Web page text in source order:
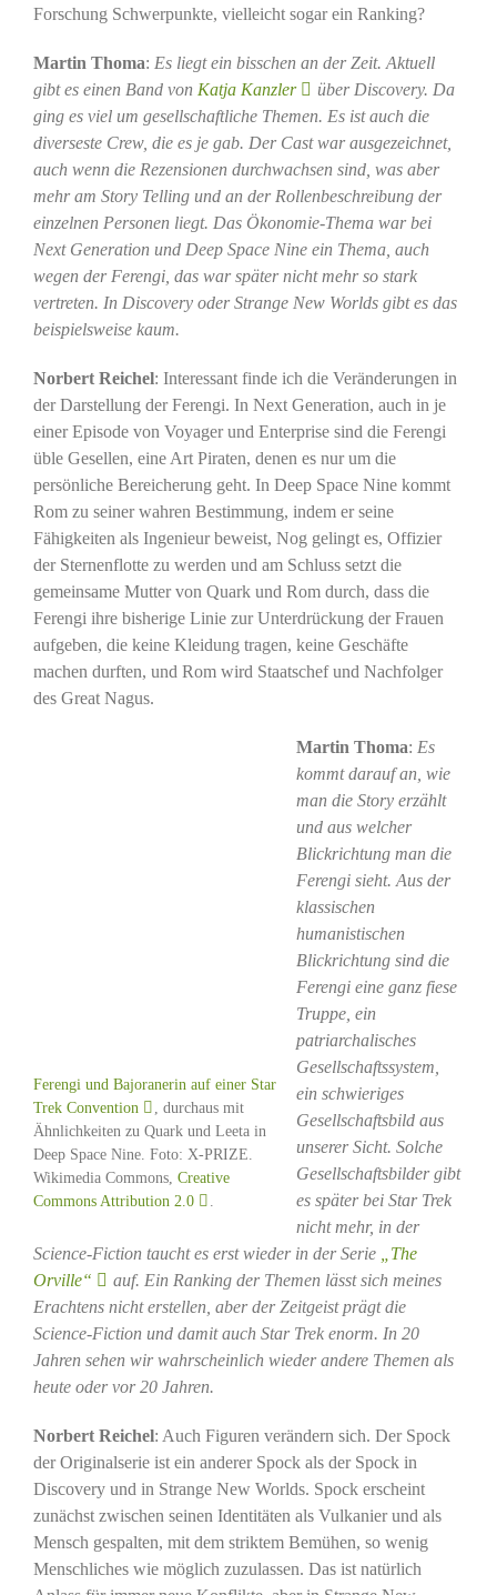
Forschung Schwerpunkte, vielleicht sogar ein Ranking?
Martin Thoma: Es liegt ein bisschen an der Zeit. Aktuell
gibt es einen Band von Katja Kanzler
über Discovery. Da
ging es viel um gesellschaftliche Themen. Es ist auch die
diverseste Crew, die es je gab. Der Cast war ausgezeichnet,
auch wenn die Rezensionen durchwachsen sind, was aber
mehr am Story Telling und an der Rollenbeschreibung der
einzelnen Personen liegt. Das Ökonomie-Thema war bei
Next Generation und Deep Space Nine ein Thema, auch
wegen der Ferengi, das war später nicht mehr so stark
vertreten. In Discovery oder Strange New Worlds gibt es das
beispielsweise kaum.
Norbert Reichel: Interessant finde ich die Veränderungen in
der Darstellung der Ferengi. In Next Generation, auch in je
einer Episode von Voyager und Enterprise sind die Ferengi
üble Gesellen, eine Art Piraten, denen es nur um die
persönliche Bereicherung geht. In Deep Space Nine kommt
Rom zu seiner wahren Bestimmung, indem er seine
Fähigkeiten als Ingenieur beweist, Nog gelingt es, Offizier
der Sternenflotte zu werden und am Schluss setzt die
gemeinsame Mutter von Quark und Rom durch, dass die
Ferengi ihre bisherige Linie zur Unterdrückung der Frauen
aufgeben, die keine Kleidung tragen, keine Geschäfte
machen durften, und Rom wird Staatschef und Nachfolger
des Great Nagus.
Ferengi und Bajoranerin auf einer Star
Trek Convention
, durchaus mit
Ähnlichkeiten zu Quark und Leeta in
Deep Space Nine. Foto: X-PRIZE.
Wikimedia Commons, Creative
Commons Attribution 2.0
Martin Thoma: Es
kommt darauf an, wie
man die Story erzählt
und aus welcher
Blickrichtung man die
Ferengi sieht. Aus der
klassischen
humanistischen
Blickrichtung sind die
Ferengi eine ganz fiese
Truppe, ein
patriarchalisches
Gesellschaftssystem,
ein schwieriges
Gesellschaftsbild aus
unserer Sicht. Solche
Gesellschaftsbilder gibt
es später bei Star Trek
nicht mehr, in der
Science-Fiction taucht es erst wieder in der Serie
„The
Orville“
auf. Ein Ranking der Themen lässt sich meines
Erachtens nicht erstellen, aber der Zeitgeist prägt die
Science-Fiction und damit auch Star Trek enorm. In 20
Jahren sehen wir wahrscheinlich wieder andere Themen als
heute oder vor 20 Jahren.
Norbert Reichel: Auch Figuren verändern sich. Der Spock
der Originalserie ist ein anderer Spock als der Spock in
Discovery und in Strange New Worlds. Spock erscheint
zunächst zwischen seinen Identitäten als Vulkanier und als
Mensch gespalten, mit dem striktem Bemühen, so wenig
Menschliches wie möglich zuzulassen. Das ist natürlich